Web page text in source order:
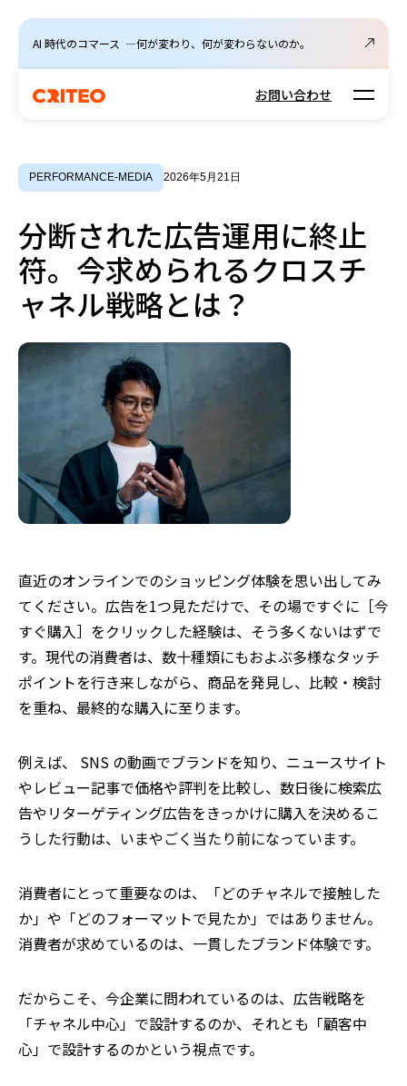
AI 時代のコマース ―何が変わり、何が変わらないのか。
お問い合わせ Open
PERFORMANCE-MEDIA 2026年5月21日
分断された広告運用に終止
符。今求められるクロスチ
ャネル戦略とは？
直近のオンラインでのショッピング体験を思い出してみ
てください。広告を1つ見ただけで、その場ですぐに［今
すぐ購入］をクリックした経験は、そう多くないはずで
す。現代の消費者は、数十種類にもおよぶ多様なタッチ
ポイントを行き来しながら、商品を発見し、比較・検討
を重ね、最終的な購入に至ります。
例えば、 SNS の動画でブランドを知り、ニュースサイト
やレビュー記事で価格や評判を比較し、数日後に検索広
告やリターゲティング広告をきっかけに購入を決める――こ
うした行動は、いまやごく当たり前になっています。
消費者にとって重要なのは、「どのチャネルで接触した
か」や「どのフォーマットで見たか」ではありません。
消費者が求めているのは、一貫したブランド体験です。
だからこそ、今企業に問われているのは、広告戦略を
「チャネル中心」で設計するのか、それとも「顧客中
心」で設計するのかという視点です。